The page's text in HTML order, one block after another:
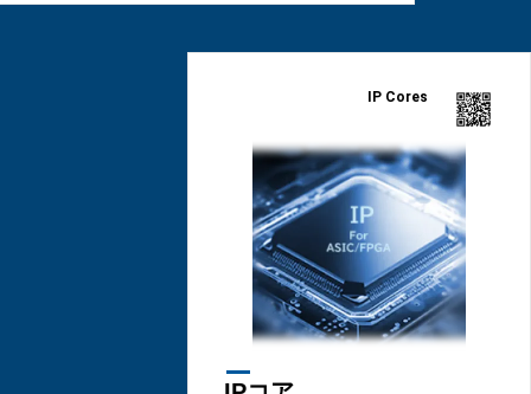
IP Cores